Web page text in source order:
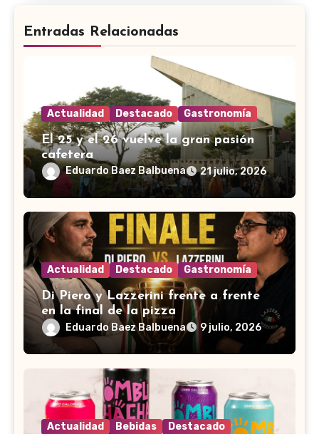
Entradas Relacionadas
Actualidad Destacado Gastronomía
El 25 y el 26 vuelve la gran pasión
cafetera
Eduardo Baez Balbuena 21 julio, 2026
Actualidad Destacado Gastronomía
Di Piero y Lazzerini frente a frente
en la final de la pizza
Eduardo Baez Balbuena 9 julio, 2026
Actualidad Bebidas Destacado